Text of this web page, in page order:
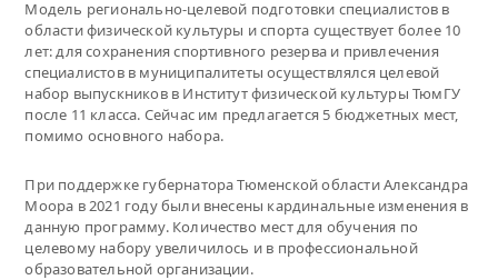
Модель регионально-целевой подготовки специалистов в
области физической культуры и спорта существует более 10
лет: для сохранения спортивного резерва и привлечения
специалистов в муниципалитеты осуществлялся целевой
набор выпускников в Институт физической культуры ТюмГУ
после 11 класса. Сейчас им предлагается 5 бюджетных мест,
помимо основного набора.
При поддержке губернатора Тюменской области Александра
Моора в 2021 году были внесены кардинальные изменения в
данную программу. Количество мест для обучения по
целевому набору увеличилось и в профессиональной
образовательной организации.